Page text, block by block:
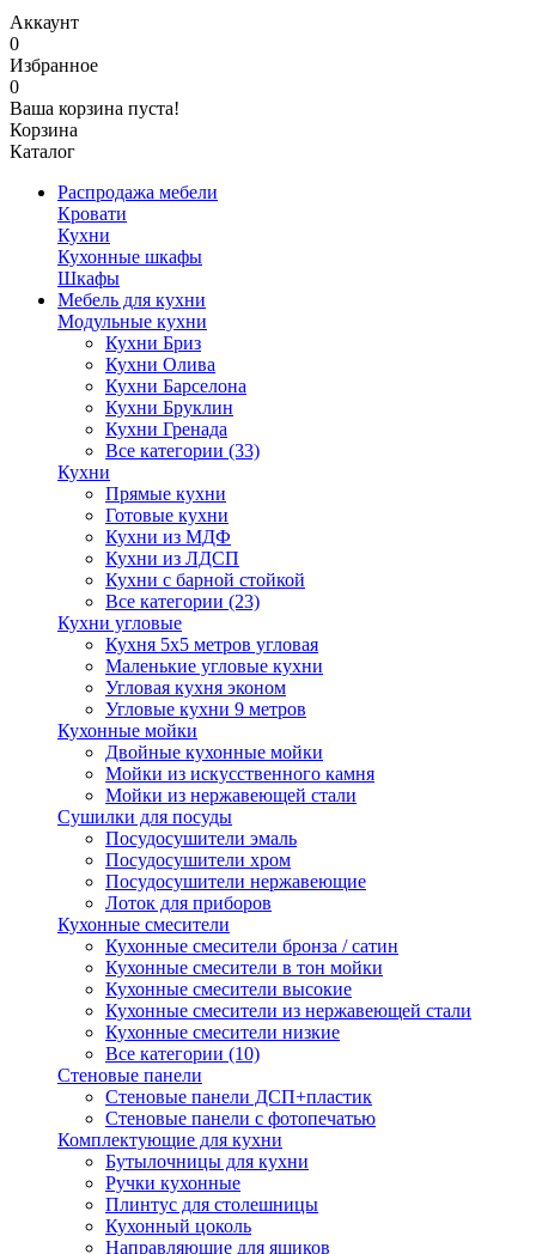
Аккаунт
0
Избранное
0
Ваша корзина пуста!
Корзина
Каталог
Распродажа мебели
Кровати
Кухни
Кухонные шкафы
Шкафы
Мебель для кухни
Модульные кухни
Кухни Бриз
Кухни Олива
Кухни Барселона
Кухни Бруклин
Кухни Гренада
Все категории (33)
Кухни
Прямые кухни
Готовые кухни
Кухни из МДФ
Кухни из ЛДСП
Кухни с барной стойкой
Все категории (23)
Кухни угловые
Кухня 5х5 метров угловая
Маленькие угловые кухни
Угловая кухня эконом
Угловые кухни 9 метров
Кухонные мойки
Двойные кухонные мойки
Мойки из искусственного камня
Мойки из нержавеющей стали
Сушилки для посуды
Посудосушители эмаль
Посудосушители хром
Посудосушители нержавеющие
Лоток для приборов
Кухонные смесители
Кухонные смесители бронза / сатин
Кухонные смесители в тон мойки
Кухонные смесители высокие
Кухонные смесители из нержавеющей стали
Кухонные смесители низкие
Все категории (10)
Стеновые панели
Стеновые панели ДСП+пластик
Стеновые панели с фотопечатью
Комплектующие для кухни
Бутылочницы для кухни
Ручки кухонные
Плинтус для столешницы
Кухонный цоколь
Направляющие для ящиков